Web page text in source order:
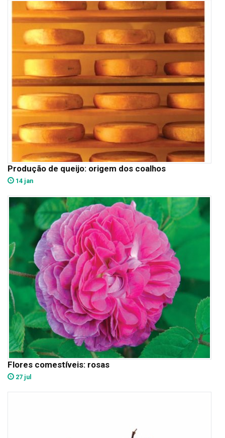
Produção de queijo: origem dos coalhos
14 jan
Flores comestíveis: rosas
27 jul